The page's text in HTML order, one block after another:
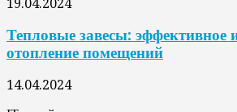
19.04.2024
Тепловые завесы: эффективное
отопление помещений
14.04.2024